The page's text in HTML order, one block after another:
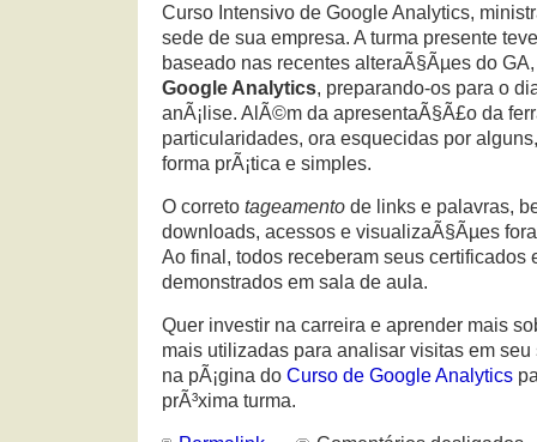
Curso Intensivo de Google Analytics,
sede de sua empresa. A turma presente
baseado nas recentes alteraÃ§Ãµes do
Google Analytics, preparando-os para o
anÃ¡lise. AlÃ©m da apresentaÃ§Ã£o da
particularidades, ora esquecidas por
forma prÃ¡tica e simples.
O correto tageamento de links e palavras,
downloads, acessos e visualizaÃ§Ãµes
Ao final, todos receberam seus certificados
demonstrados em sala de aula.
Quer investir na carreira e aprender mais
mais utilizadas para analisar visitas em
na pÃ¡gina do Curso de Google Analytics
prÃ³xima turma.